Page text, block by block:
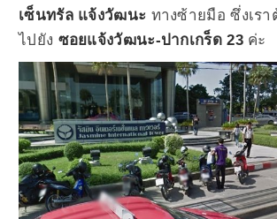
เซ็นทรัล แจ้งวัฒนะ ทางซ้ายมือ ซึ่งเรา
ไปยัง ซอยแจ้งวัฒนะ-ปากเกร็ด 23ค่ะ